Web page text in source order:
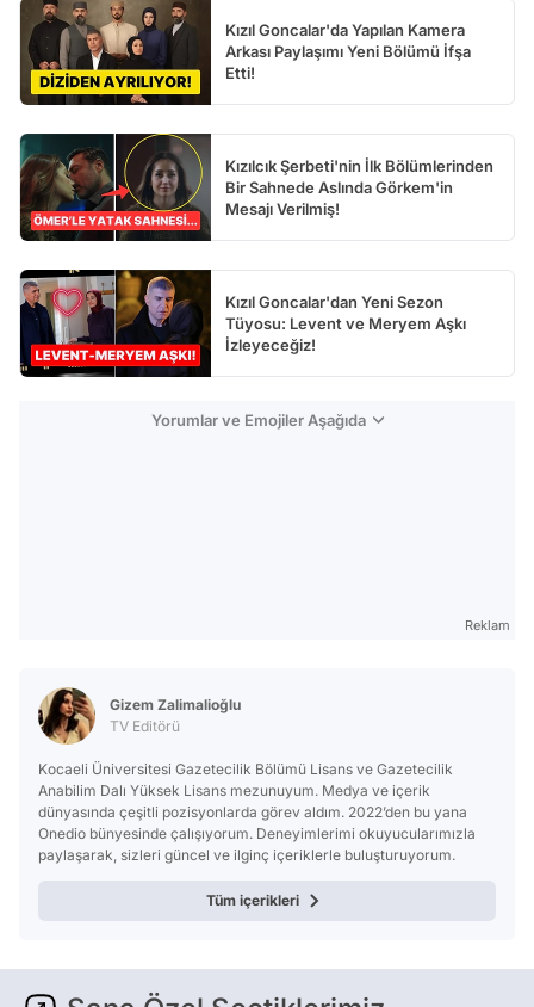
Kızıl Goncalar'da Yapılan Kamera
Arkası Paylaşımı Yeni Bölümü İfşa
Etti!
Kızılcık Şerbeti'nin İlk Bölümlerinden
Bir Sahnede Aslında Görkem'in
Mesajı Verilmiş!
Kızıl Goncalar'dan Yeni Sezon
Tüyosu: Levent ve Meryem Aşkı
İzleyeceğiz!
Yorumlar ve Emojiler Aşağıda
Reklam
Gizem Zalimalioğlu
TV Editörü
Kocaeli Üniversitesi Gazetecilik Bölümü Lisans ve Gazetecilik
Anabilim Dalı Yüksek Lisans mezunuyum. Medya ve içerik
dünyasında çeşitli pozisyonlarda görev aldım. 2022’den bu yana
Onedio bünyesinde çalışıyorum. Deneyimlerimi okuyucularımızla
paylaşarak, sizleri güncel ve ilginç içeriklerle buluşturuyorum.
Tüm içerikleri